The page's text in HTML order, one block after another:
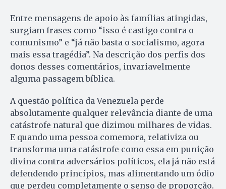
Entre mensagens de apoio às famílias atingidas,
surgiam frases como “isso é castigo contra o
comunismo” e “já não basta o socialismo, agora
mais essa tragédia”. Na descrição dos perfis dos
donos desses comentários, invariavelmente
alguma passagem bíblica.
A questão política da Venezuela perde
absolutamente qualquer relevância diante de uma
catástrofe natural que dizimou milhares de vidas.
E quando uma pessoa comemora, relativiza ou
transforma uma catástrofe como essa em punição
divina contra adversários políticos, ela já não está
defendendo princípios, mas alimentando um ódio
que perdeu completamente o senso de proporção.